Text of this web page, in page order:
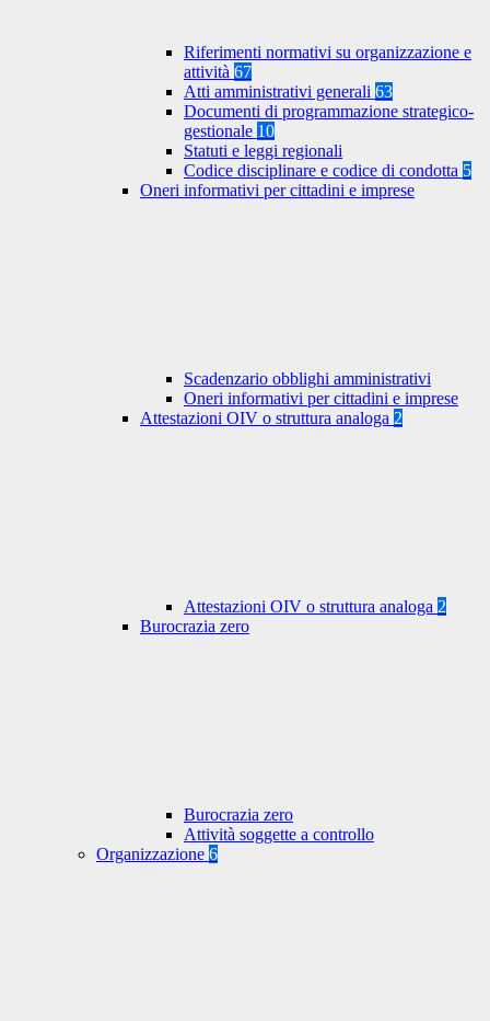
Riferimenti normativi su organizzazione e
attività 67
Atti amministrativi generali 63
Documenti di programmazione strategico-
gestionale 10
Statuti e leggi regionali
Codice disciplinare e codice di condotta 5
Oneri informativi per cittadini e imprese
Scadenzario obblighi amministrativi
Oneri informativi per cittadini e imprese
Attestazioni OIV o struttura analoga 2
Attestazioni OIV o struttura analoga 2
Burocrazia zero
Burocrazia zero
Attività soggette a controllo
Organizzazione 6